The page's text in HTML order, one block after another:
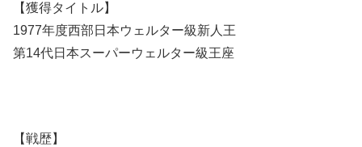
【獲得タイトル】
1977年度西部日本ウェルター級新人王
第14代日本スーパーウェルター級王座
【戦歴】